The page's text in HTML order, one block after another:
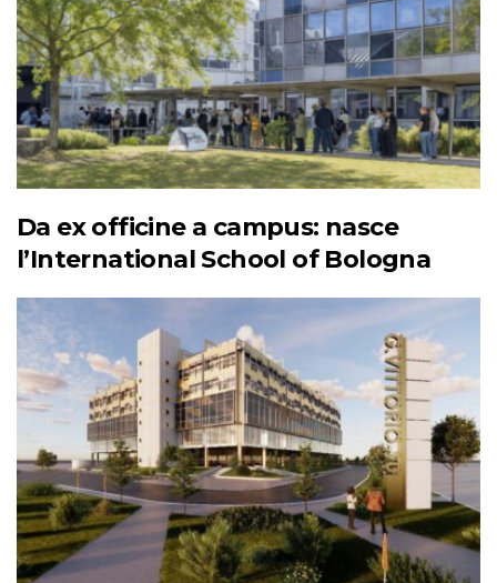
Da ex officine a campus: nasce
l’International School of Bologna